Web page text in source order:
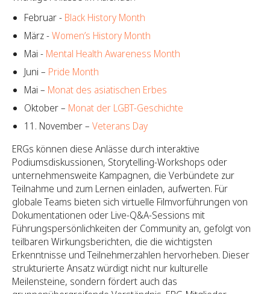
Februar - Black History Month
März -Women’s History Month
Mai - Mental Health Awareness Month
Juni – Pride Month
Mai – Monat des asiatischen Erbes
Oktober – Monat der LGBT-Geschichte
11. November – Veterans Day
ERGs können diese Anlässe durch interaktive
Podiumsdiskussionen, Storytelling-Workshops oder
unternehmensweite Kampagnen, die Verbündete zur
Teilnahme und zum Lernen einladen, aufwerten. Für
globale Teams bieten sich virtuelle Filmvorführungen von
Dokumentationen oder Live-Q&A-Sessions mit
Führungspersönlichkeiten der Community an, gefolgt von
teilbaren Wirkungsberichten, die die wichtigsten
Erkenntnisse und Teilnehmerzahlen hervorheben. Dieser
strukturierte Ansatz würdigt nicht nur kulturelle
Meilensteine, sondern fördert auch das